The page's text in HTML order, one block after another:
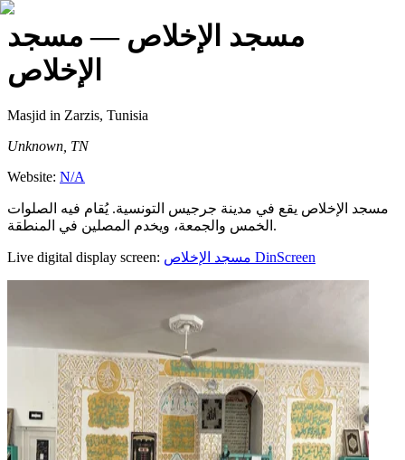
مسجد الإخلاص — مسجد
الإخلاص
Masjid in Zarzis, Tunisia
Unknown, TN
Website: N/A
مسجد الإخلاص يقع في مدينة جرجيس التونسية. يُقام فيه الصلوات
الخمس والجمعة، ويخدم المصلين في المنطقة.
Live digital display screen: مسجد الإخلاص DinScreen